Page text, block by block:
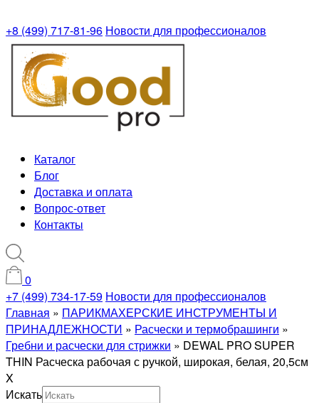
+8 (499) 717-81-96 Новости для профессионалов
Каталог
Блог
Доставка и оплата
Вопрос-ответ
Контакты
0
+7 (499) 734-17-59 Новости для профессионалов
Главная » ПАРИКМАХЕРСКИЕ ИНСТРУМЕНТЫ И
ПРИНАДЛЕЖНОСТИ » Расчески и термобрашинги »
Гребни и расчески для стрижки » DEWAL PRO SUPER
THIN Расческа рабочая с ручкой, широкая, белая, 20,5см
X
Искать